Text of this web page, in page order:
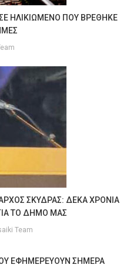
ΗΛΙΚΙΩΜΕΝΟ ΠΟΥ ΒΡΕΘΗΚΕ
ΣΚΥΔΡΑΣ: ΔΕΚΑ ΧΡΟΝΙΑ
ΤΟ ΔΗΜΟ ΜΑΣ
Team
ΕΦΗΜΕΡΕΥΟΥΝ ΣΗΜΕΡΑ